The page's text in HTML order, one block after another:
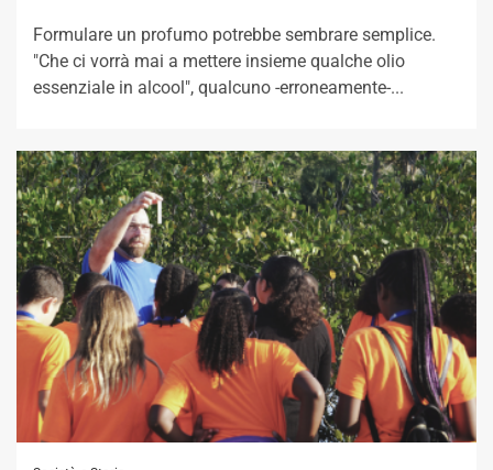
Formulare un profumo potrebbe sembrare semplice.
"Che ci vorrà mai a mettere insieme qualche olio
essenziale in alcool", qualcuno -erroneamente-...